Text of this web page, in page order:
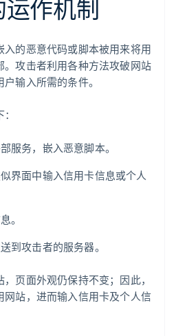
作机制
的恶意代码或脚本被用来将用
。攻击者利用各种方法攻破网站
输入所需的条件。
服务，嵌入恶意脚本。
界面中输入信用卡信息或个人
。
到攻击者的服务器。
页面外观仍保持不变；因此，
网站，进而输入信用卡及个人信